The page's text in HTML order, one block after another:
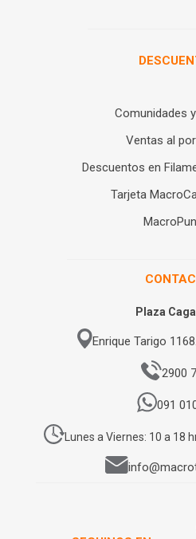
Comunidades
Ventas al
Descuentos en
Tarjeta
Plaza
Enrique Tarigo
2900
091
Lunes a Viernes: 10 a 18